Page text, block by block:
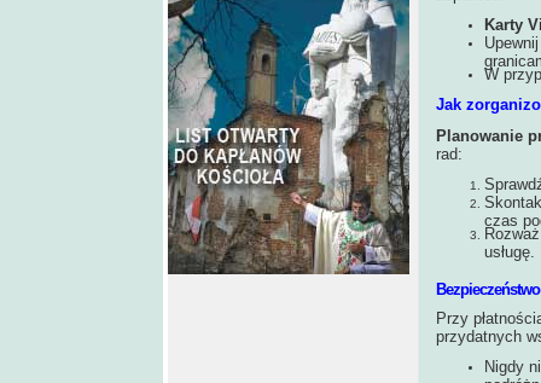
Karty
W
Jak
Planowanie
rad:
czas
usługę.
Przy
przydatnych
Nigdy